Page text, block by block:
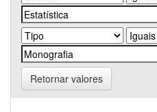
Retornar valores